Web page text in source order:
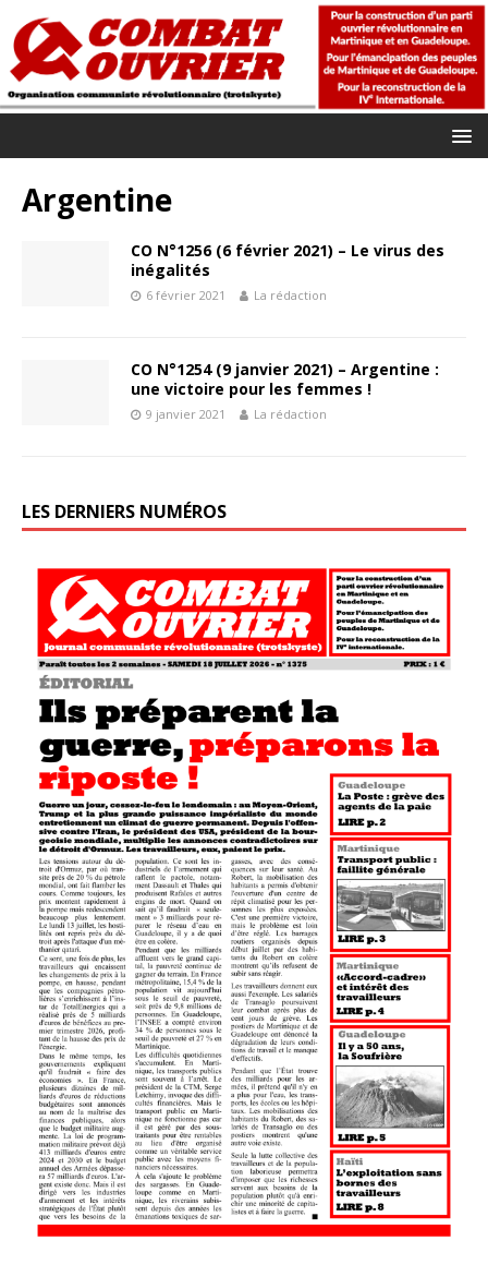
Argentine
CO N°1256 (6 février 2021) – Le virus des
inégalités
6 février 2021 La rédaction
CO N°1254 (9 janvier 2021) – Argentine :
une victoire pour les femmes !
9 janvier 2021 La rédaction
LES DERNIERS NUMÉROS